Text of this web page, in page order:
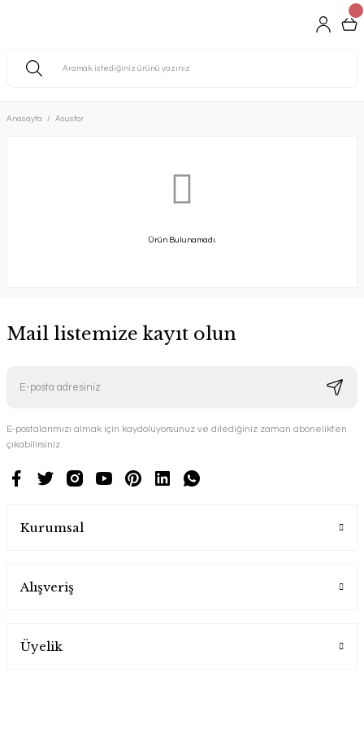
Anasayfa Asustor
Ürün Bulunamadı.
Mail listemize kayıt olun
E-postalarımızı almak için kaydoluyorsunuz ve dilediğiniz zaman abonelikten
çıkabilirsiniz.
Kurumsal
Alışveriş
Üyelik